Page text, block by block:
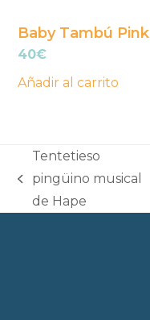
Baby Tambú Pink
40€
Añadir al carrito
previous
post:
Tentetieso
pingüino musical
de Hape